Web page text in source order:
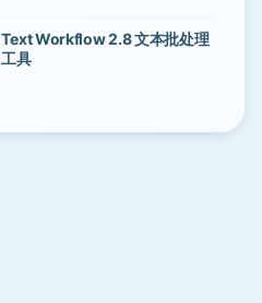
Text Workflow 2.8 文本批处理
工具